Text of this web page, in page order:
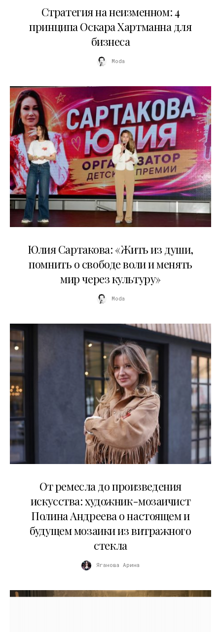
Стратегия на неизменном: 4
принципа Оскара Хартманна для
бизнеса
Moda
Юлия Сартакова: «Жить из души,
помнить о свободе воли и менять
мир через культуру»
Moda
От ремесла до произведения
искусства: художник-мозаичист
Полина Андреева о настоящем и
будущем мозаики из витражного
стекла
Яганова Арина